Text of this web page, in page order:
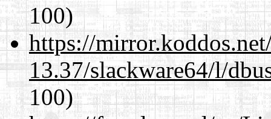
100)
https://
13.37/slackware64/l/
100)